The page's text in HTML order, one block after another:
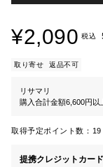
¥2,090 税込
取り寄せ 返品不可
リサマリ
購入合計金額6,600円以
取得予定ポイント数：
提携クレジットカー